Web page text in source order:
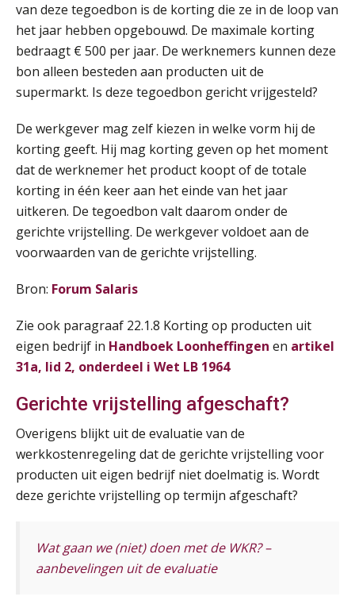
van deze tegoedbon is de korting die ze in de loop van
het jaar hebben opgebouwd. De maximale korting
bedraagt € 500 per jaar. De werknemers kunnen deze
bon alleen besteden aan producten uit de
supermarkt. Is deze tegoedbon gericht vrijgesteld?
De werkgever mag zelf kiezen in welke vorm hij de
korting geeft. Hij mag korting geven op het moment
dat de werknemer het product koopt of de totale
korting in één keer aan het einde van het jaar
uitkeren. De tegoedbon valt daarom onder de
gerichte vrijstelling. De werkgever voldoet aan de
voorwaarden van de gerichte vrijstelling.
Bron: Forum Salaris
Zie ook paragraaf 22.1.8 Korting op producten uit
eigen bedrijf in Handboek Loonheffingen en artikel
31a, lid 2, onderdeel i Wet LB 1964
Gerichte vrijstelling afgeschaft?
Overigens blijkt uit de evaluatie van de
werkkostenregeling dat de gerichte vrijstelling voor
producten uit eigen bedrijf niet doelmatig is. Wordt
deze gerichte vrijstelling op termijn afgeschaft?
Wat gaan we (niet) doen met de WKR? –
aanbevelingen uit de evaluatie
07
SEP
Online cursus Bedingen in de arbeidsovereenkomst
MOCuitgevers
08
SEP
MOCuitgevers
08
SEP
Tweedaagse online Excel training voor de salarisadministrateur (verdieping, specialisatie en AI)
MOCuitgevers
09
SEP
Cursus Samenwerken financiële- en salarisadministratie
MOCuitgevers
SEP
MOCuitgevers
17
SEP
Training Grenzen aangeven met zelfvertrouwen en respect
MOCuitgevers
17
SEP
MOCuitgevers
17
SEP
Praktijkdiploma loonadministratie (PDL)
SD Worx
SEP
MOCuitgevers